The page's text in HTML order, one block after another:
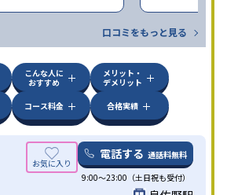
口コミをもっと見る
こんな人に
おすすめ
メリット・
デメリット
コース料金 合格実績
電話する 通話料無料
9:00～23:00（土日祝も受付）